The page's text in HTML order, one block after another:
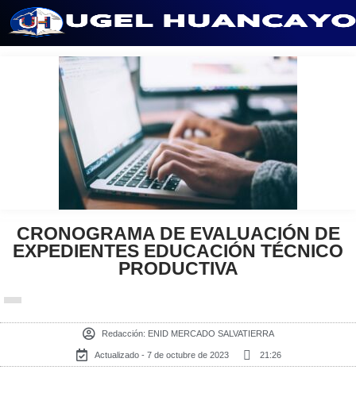
contenido
CRONOGRAMA DE EVALUACIÓN DE
EXPEDIENTES EDUCACIÓN TÉCNICO
PRODUCTIVA
Redacción: ENID MERCADO SALVATIERRA
Actualizado - 7 de octubre de 2023 21:26